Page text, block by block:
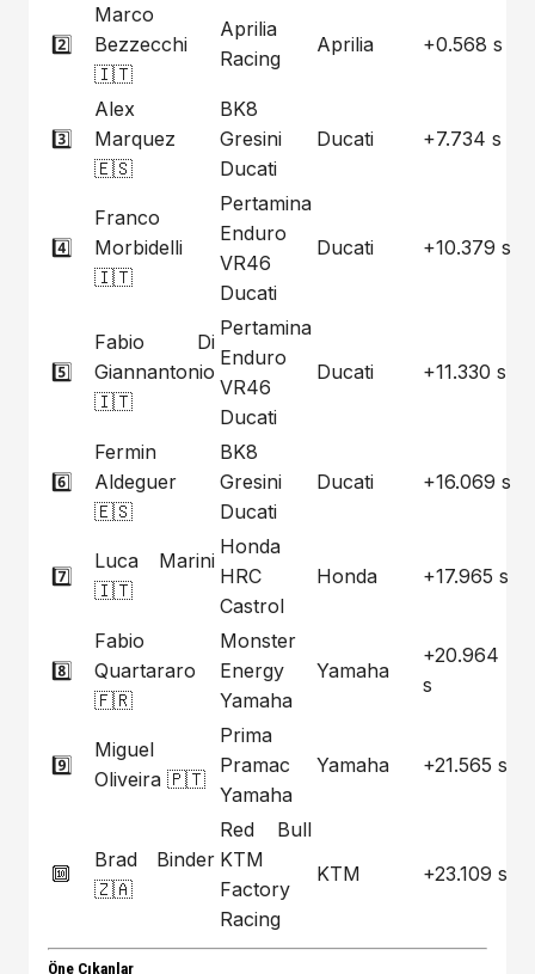
2️⃣
Marco
Bezzecchi
🇮🇹
Aprilia
Racing
Aprilia +0.568 s
3️⃣
Alex
Marquez
🇪🇸
BK8
Gresini
Ducati
Ducati +7.734 s
4️⃣
Franco
Morbidelli
🇮🇹
Pertamina
Enduro
VR46
Ducati
Ducati +10.379 s
5️⃣
Fabio Di
Giannantonio
🇮🇹
Pertamina
Enduro
VR46
Ducati
Ducati +11.330 s
6️⃣
Fermin
Aldeguer
🇪🇸
BK8
Gresini
Ducati
Ducati +16.069 s
7️⃣
Luca Marini
🇮🇹
Honda
HRC
Castrol
Honda +17.965 s
8️⃣
Fabio
Quartararo
🇫🇷
Monster
Energy
Yamaha
Yamaha
+20.964
s
9️⃣
Miguel
Oliveira 🇵🇹
Prima
Pramac
Yamaha
Yamaha +21.565 s
🔟
Brad Binder
🇿🇦
Red Bull
KTM
Factory
Racing
KTM +23.109 s
Öne Çıkanlar